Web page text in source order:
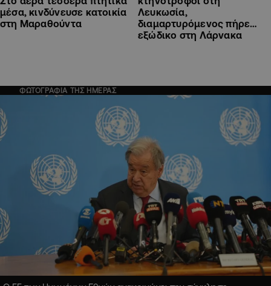
μέσα, κινδύνευσε κατοικία
στη Μαραθούντα
Λευκωσία,
διαμαρτυρόμενος πήρε…
εξώδικο στη Λάρνακα
ΦΩΤΟΓΡΑΦΙΑ ΤΗΣ ΗΜΕΡΑΣ